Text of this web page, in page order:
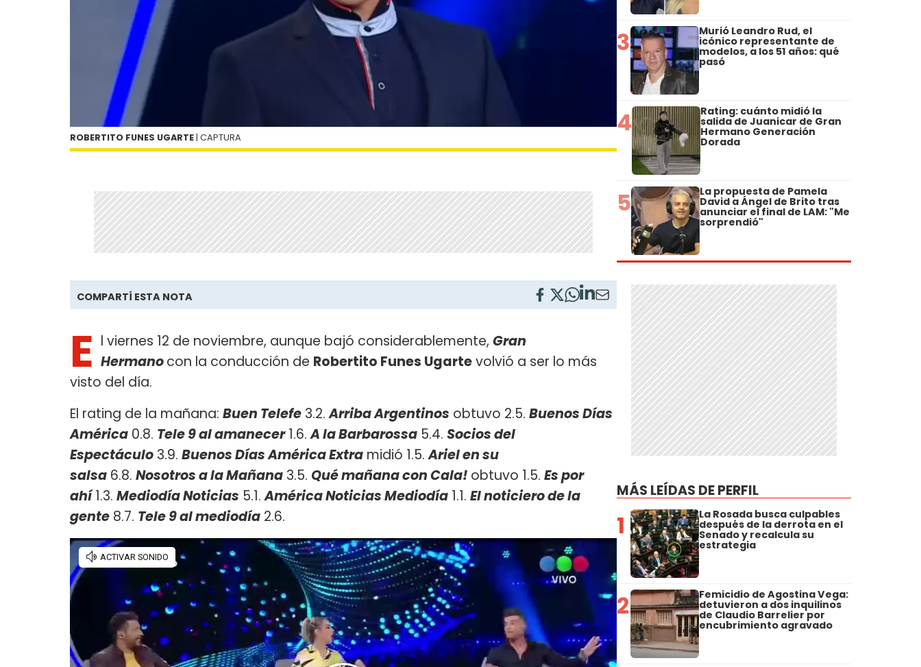
ROBERTITO FUNES UGARTE | CAPTURA
COMPARTÍ ESTA NOTA
E l viernes 12 de noviembre, aunque bajó considerablemente, Gran
Hermanocon la conducción de Robertito Funes Ugartevolvió a ser lo más
visto del día.
El rating de la mañana: Buen Telefe 3.2.Arriba Argentinos obtuvo 2.5. Buenos Días
América 0.8. Tele 9 al amanecer1.6.A la Barbarossa 5.4. Socios del
Espectáculo 3.9. Buenos Días América Extra midió 1.5.Ariel en su
salsa 6.8. Nosotros a la Mañana 3.5. Qué mañana con Cala! obtuvo 1.5. Es por
ahí1.3. Mediodía Noticias 5.1.América Noticias Mediodía 1.1. El noticiero de la
gente 8.7. Tele 9 al mediodía 2.6.
3 Murió Leandro Rud, el
icónico representante de
modelos, a los 51 años: qué
pasó
4 Rating: cuánto midió la
salida de Juanicar de Gran
Hermano Generación
Dorada
5 La propuesta de Pamela
David a Ángel de Brito tras
anunciar el final de LAM: "Me
sorprendió"
MÁS LEÍDAS DE PERFIL
1 La Rosada busca culpables
después de la derrota en el
Senado y recalcula su
estrategia
2 Femicidio de Agostina Vega:
detuvieron a dos inquilinos
de Claudio Barrelier por
encubrimiento agravado